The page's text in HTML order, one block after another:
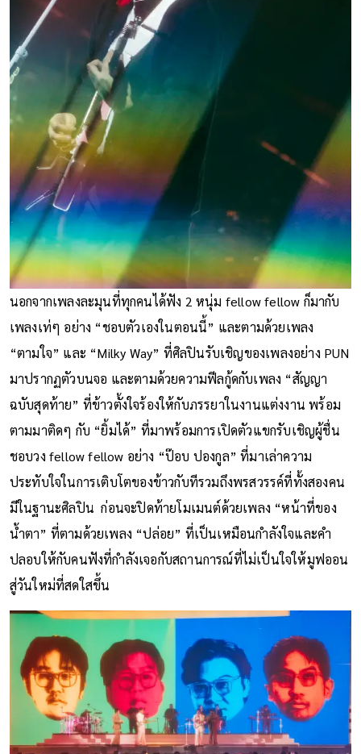
นอกจากเพลงละมุนที่ทุกคนได้ฟัง 2 หนุ่ม fellow fellow ก็มากับ
เพลงเท่ๆ อย่าง “ชอบตัวเองในตอนนี้” และตามด้วยเพลง
“ตามใจ” และ “Milky Way” ที่ศิลปินรับเชิญของเพลงอย่าง PUN
มาปรากฏตัวบนจอ และตามด้วยความฟีลกู้ดกับเพลง “สัญญา
ฉบับสุดท้าย” ที่ข้าวตั้งใจร้องให้กับภรรยาในงานแต่งงาน พร้อม
ตามมาติดๆ กับ “ยิ้มได้” ที่มาพร้อมการเปิดตัวแขกรับเชิญผู้ชื่น
ชอบวง fellow fellow อย่าง “ป๊อบ ปองกูล” ที่มาเล่าความ
ประทับใจในการเติบโตของข้าวกับทีรวมถึงพรสวรรค์ที่ทั้งสองคน
มีในฐานะศิลปิน ก่อนจะปิดท้ายโมเมนต์ด้วยเพลง “หน้าที่ของ
น้ำตา” ที่ตามด้วยเพลง “ปล่อย” ที่เป็นเหมือนกำลังใจและคำ
ปลอบให้กับคนฟังที่กำลังเจอกับสถานการณ์ที่ไม่เป็นใจให้มูฟออน
สู่วันใหม่ที่สดใสขึ้น